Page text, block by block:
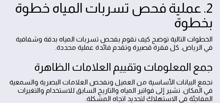
2. عملية فحص تسربات المياه خطوة
بخطوة
الخطوات التالية توضح كيف نقوم بفحص تسربات المياه بدقة وشفافية
في الرياض. كل فقرة قصيرة وتقدم فائدة عملية محددة.
جمع المعلومات وتقييم العلامات الظاهرة
نجمع البيانات الأساسية من العميل ونفحص العلامات البصرية والسمعية
في المكان. نشير إلى فواتير المياه والتاريخ السابق للاستخدام والتغيرات
المفاجئة في الاستهلاك لتحديد اتجاه المشكلة.